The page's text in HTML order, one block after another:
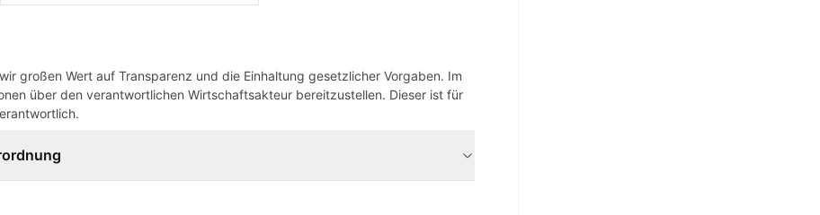
großen Wert auf Transparenz und die Einhaltung gesetzlicher Vorgaben. Im
über den verantwortlichen Wirtschaftsakteur bereitzustellen. Dieser ist für